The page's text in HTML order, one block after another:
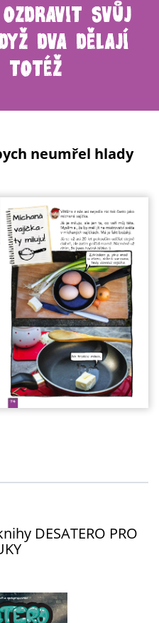
SVŮJ
DVA DĚLAJÍ
neumřel hlady
DESATERO PRO